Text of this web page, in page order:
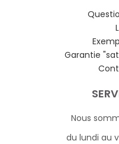
Garantie
Nous
du lundi au